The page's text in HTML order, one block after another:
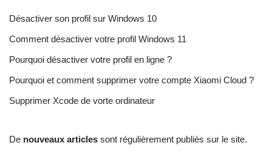
Désactiver son profil sur Windows 10
Comment désactiver votre profil Windows 11
Pourquoi désactiver votre profil en ligne ?
Pourquoi et comment supprimer votre compte Xiaomi Cloud ?
Supprimer Xcode de vorte ordinateur
De nouveaux articles sont régulièrement publiés sur le site.